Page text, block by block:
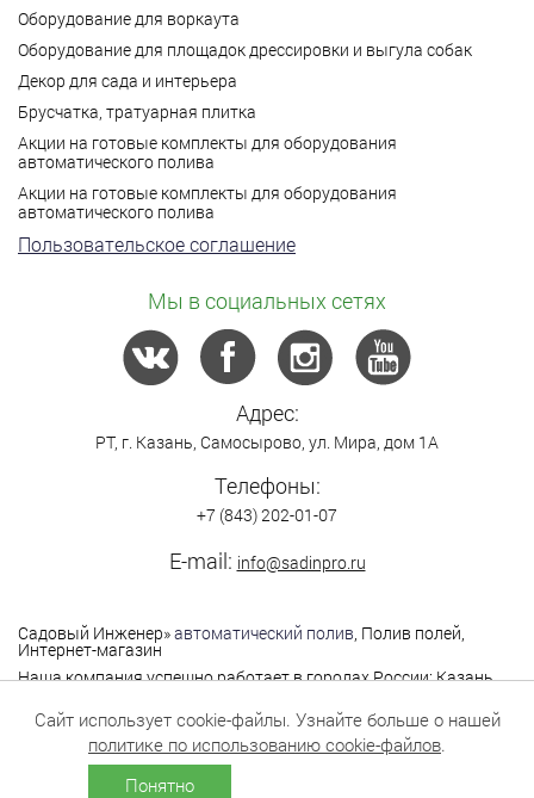
Оборудование для воркаута
Оборудование для площадок дрессировки и выгула собак
Декор для сада и интерьера
Брусчатка, тратуарная плитка
Акции на готовые комплекты для оборудования
автоматического полива
Акции на готовые комплекты для оборудования
автоматического полива
Пользовательское соглашение
Мы в социальных сетях
Адрес:
РТ, г. Казань Самосырово ул. Мира, дом 1А
Телефоны:
+7 (843) 202-01-07
E-mail: info@sadinpro.ru
Садовый Инженер»автоматический полив , Полив полей,
Интернет-магазин
Наша компания успешно работает в городах России: Казань,
Владимир,Ярославль, Самара, Саратов, Уфа, Чебоксары,
Йошкар-Ола, Екатеринбург, Оренбург, Пермь,Саратов,
Тольятти, Тюмень и другие города.
Сайт использует cookie-файлы. Узнайте больше о нашей
политике по использованию cookie-файлов.
Понятно